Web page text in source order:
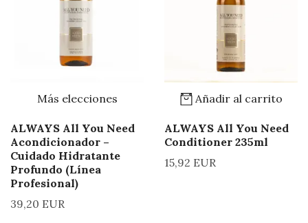
Más elecciones
ALWAYS All You Need
Acondicionador –
Cuidado Hidratante
Profundo (Línea
Profesional)
39,20 EUR
Añadir al carrito
ALWAYS All You Need
Conditioner 235ml
15,92 EUR